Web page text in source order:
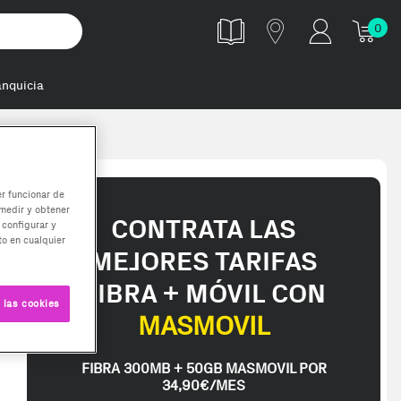
0
CONTRATA LAS
MEJORES TARIFAS
FIBRA + MÓVIL CON
MASMOVIL
FIBRA 300MB + 50GB MASMOVIL POR
34,90€/MES
funcionar de
y obtener
y
en cualquier
cookies